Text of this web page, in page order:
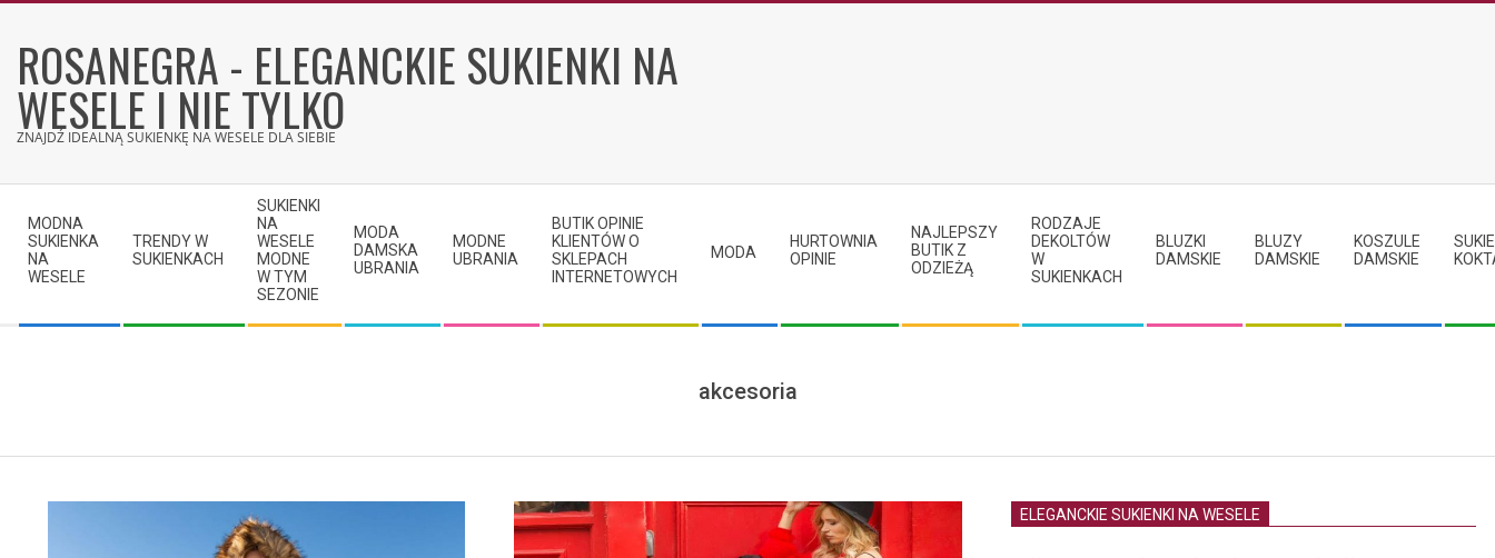
contentROSANEGRA - ELEGANCKIE SUKIENKI NA
WESELE I NIE TYLKO
ZNAJDŹ IDEALNĄ SUKIENKĘ NA WESELE DLA SIEBIE
Navigation
Menu
MODNA
SUKIENKA
NA
WESELE
TRENDY W
SUKIENKACH
SUKIENKI
NA
WESELE
MODNE
W TYM
SEZONIE
MODA
DAMSKA
UBRANIA
MODNE
UBRANIA
BUTIK OPINIE
KLIENTÓW O
SKLEPACH
INTERNETOWYCH
MODA
HURTOWNIA
OPINIE
NAJLEPSZY
BUTIK Z
ODZIEŻĄ
RODZAJE
DEKOLTÓW
W
SUKIENKACH
BLUZKI
DAMSKIE
BLUZY
DAMSKIE
KOSZULE
DAMSKIE
akcesoria
ELEGANCKIE SUKIENKI NA WESELE